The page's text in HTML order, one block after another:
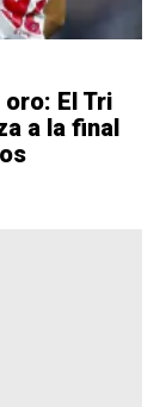
El Tri
a la final